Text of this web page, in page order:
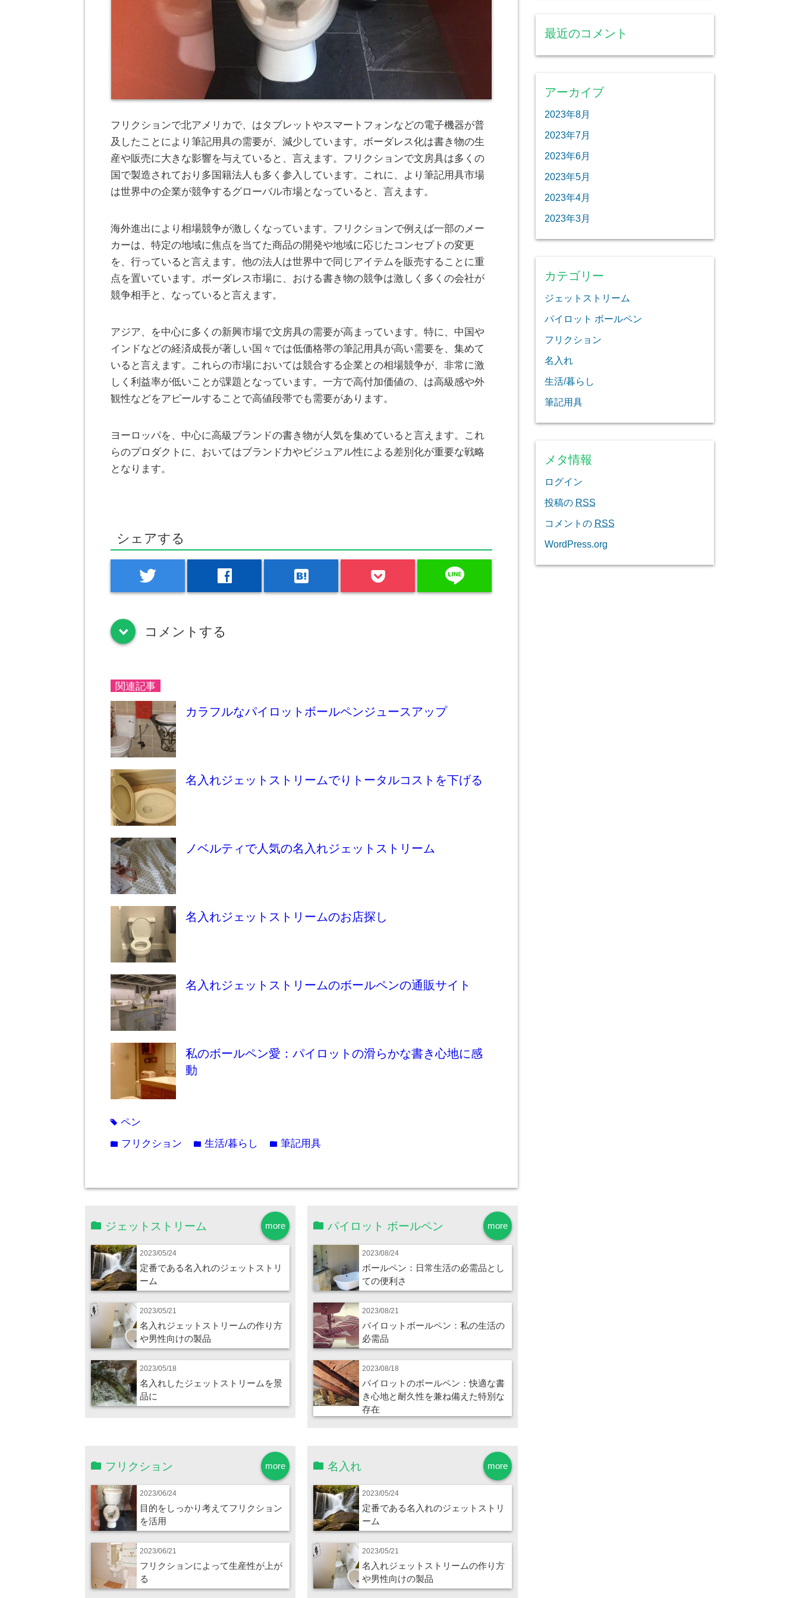
フリクションで北アメリカで、はタブレットやスマートフォンなどの電子機器が普
及したことにより筆記用具の需要が、減少しています。 ボーダレス化は書き物の生
産や販売に大きな影響を与えていると、言えます。フリクションで文房具は多くの
国で製造されており多国籍法人も多く参入しています。これに、より筆記用具市場
は世界中の企業が競争するグローバル市場となっていると、言えます。
海外進出により相場競争が激しくなっています。フリクションで例えば一部のメー
カーは、特定の地域に焦点を当てた商品の開発や地域に応じたコンセプトの変更
を、行っていると言えます。他の法人は世界中で同じアイテムを販売することに重
点を置いています。ボーダレス市場に、おける書き物の競争は激しく多くの会社が
競争相手と、なっていると言えます。
アジア、を中心に多くの新興市場で文房具の需要が高まっています。特に、中国や
インドなどの経済成長が著しい国々では低価格帯の筆記用具が高い需要を、集めて
いると言えます。これらの市場においては競合する企業との相場競争が、非常に激
しく利益率が低いことが課題となっています。一方で高付加価値の、は高級感や外
観性などをアピールすることで高値段帯でも需要があります。
ヨーロッパを、中心に高級ブランドの書き物が人気を集めていると言えます。これ
らのプロダクトに、おいてはブランド力やビジュアル性による差別化が重要な戦略
となります。
シェアする
twitter facebook hatenabookmark line
down コメントする
関連記事
カラフルなパイロットボールペンジュースアップ
名入れジェットストリームでりトータルコストを下げる
ノベルティで人気の名入れジェットストリーム
名入れジェットストリームのお店探し
名入れジェットストリームのボールペンの通販サイト
私のボールペン愛：パイロットの滑らかな書き心地に感
動
tag ペン
folder フリクション folder 生活/暮らし folder 筆記用具
more
ジェットストリーム
2023/05/24
定番である名入れのジェットストリ
ーム
2023/05/21
名入れジェットストリームの作り方
や男性向けの製品
2023/05/18
名入れしたジェットストリームを景
品に
more
パイロット ボールペン
2023/08/24
ボールペン：日常生活の必需品とし
ての便利さ
2023/08/21
パイロットボールペン：私の生活の
必需品
2023/08/18
パイロットのボールペン：快適な書
き心地と耐久性を兼ね備えた特別な
存在
more
フリクション
2023/06/24
目的をしっかり考えてフリクション
を活用
2023/06/21
フリクションによって生産性が上が
る
more
名入れ
2023/05/24
定番である名入れのジェットストリ
ーム
2023/05/21
名入れジェットストリームの作り方
や男性向けの製品
最近のコメント
アーカイブ
2023年8月
2023年7月
2023年6月
2023年5月
2023年4月
2023年3月
カテゴリー
ジェットストリーム
パイロット ボールペン
フリクション
名入れ
生活/暮らし
筆記用具
メタ情報
ログイン
投稿の RSS
コメントの RSS
WordPress.org